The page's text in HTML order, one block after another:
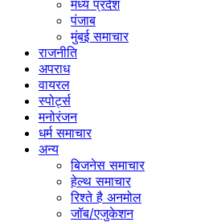
मध्य प्रदेश
पंजाब
मुंबई समाचार
राजनीति
अपराध
वायरल
स्पोर्ट्स
मनोरंजन
धर्म समाचार
अन्य
बिजनेस समाचार
हेल्थ समाचार
रिश्ते है अनमोल
जॉब/एजुकेशन